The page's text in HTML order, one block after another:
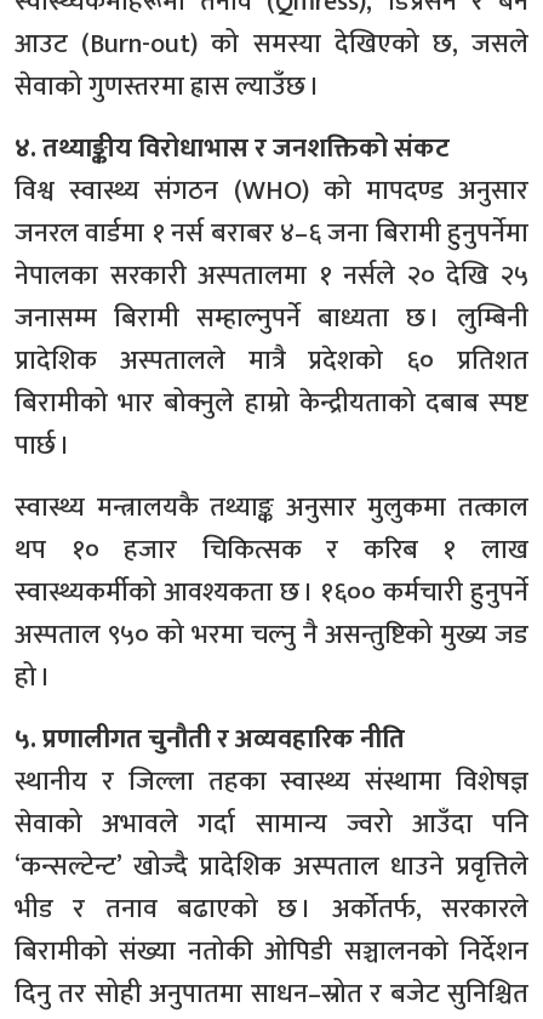
आउट (Burn-out) को समस्या देखिएको छ, जसले
सेवाको गुणस्तरमा ह्रास ल्याउँछ ।
४. तथ्याङ्कीय विरोधाभास र जनशक्तिको संकट
विश्व स्वास्थ्य संगठन (WHO) को मापदण्ड अनुसार
जनरल वार्डमा १ नर्स बराबर ४–६ जना बिरामी हुनुपर्नेमा
नेपालका सरकारी अस्पतालमा १ नर्सले २० देखि २५
जनासम्म बिरामी सम्हाल्नुपर्ने बाध्यता छ । लुम्बिनी
प्रादेशिक अस्पतालले मात्रै प्रदेशको ६० प्रतिशत
बिरामीको भार बोक्नुले हाम्रो केन्द्रीयताको दबाब स्पष्ट
पार्छ ।
स्वास्थ्य मन्त्रालयकै तथ्याङ्क अनुसार मुलुकमा तत्काल
थप १० हजार चिकित्सक र करिब १ लाख
स्वास्थ्यकर्मीको आवश्यकता छ । १६०० कर्मचारी हुनुपर्ने
अस्पताल ९५० को भरमा चल्नु नै असन्तुष्टिको मुख्य जड
हो ।
५. प्रणालीगत चुनौती र अव्यवहारिक नीति
स्थानीय र जिल्ला तहका स्वास्थ्य संस्थामा विशेषज्ञ
सेवाको अभावले गर्दा सामान्य ज्वरो आउँदा पनि
‘कन्सल्टेन्ट’ खोज्दै प्रादेशिक अस्पताल धाउने प्रवृत्तिले
भीड र तनाव बढाएको छ । अर्कोतर्फ, सरकारले
बिरामीको संख्या नतोकी ओपिडी सञ्चालनको निर्देशन
दिनु तर सोही अनुपातमा साधन–स्रोत र बजेट सुनिश्चित